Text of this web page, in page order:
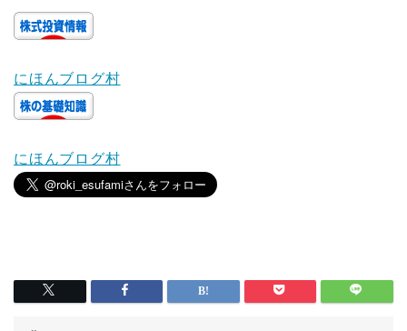
にほんブログ村
にほんブログ村